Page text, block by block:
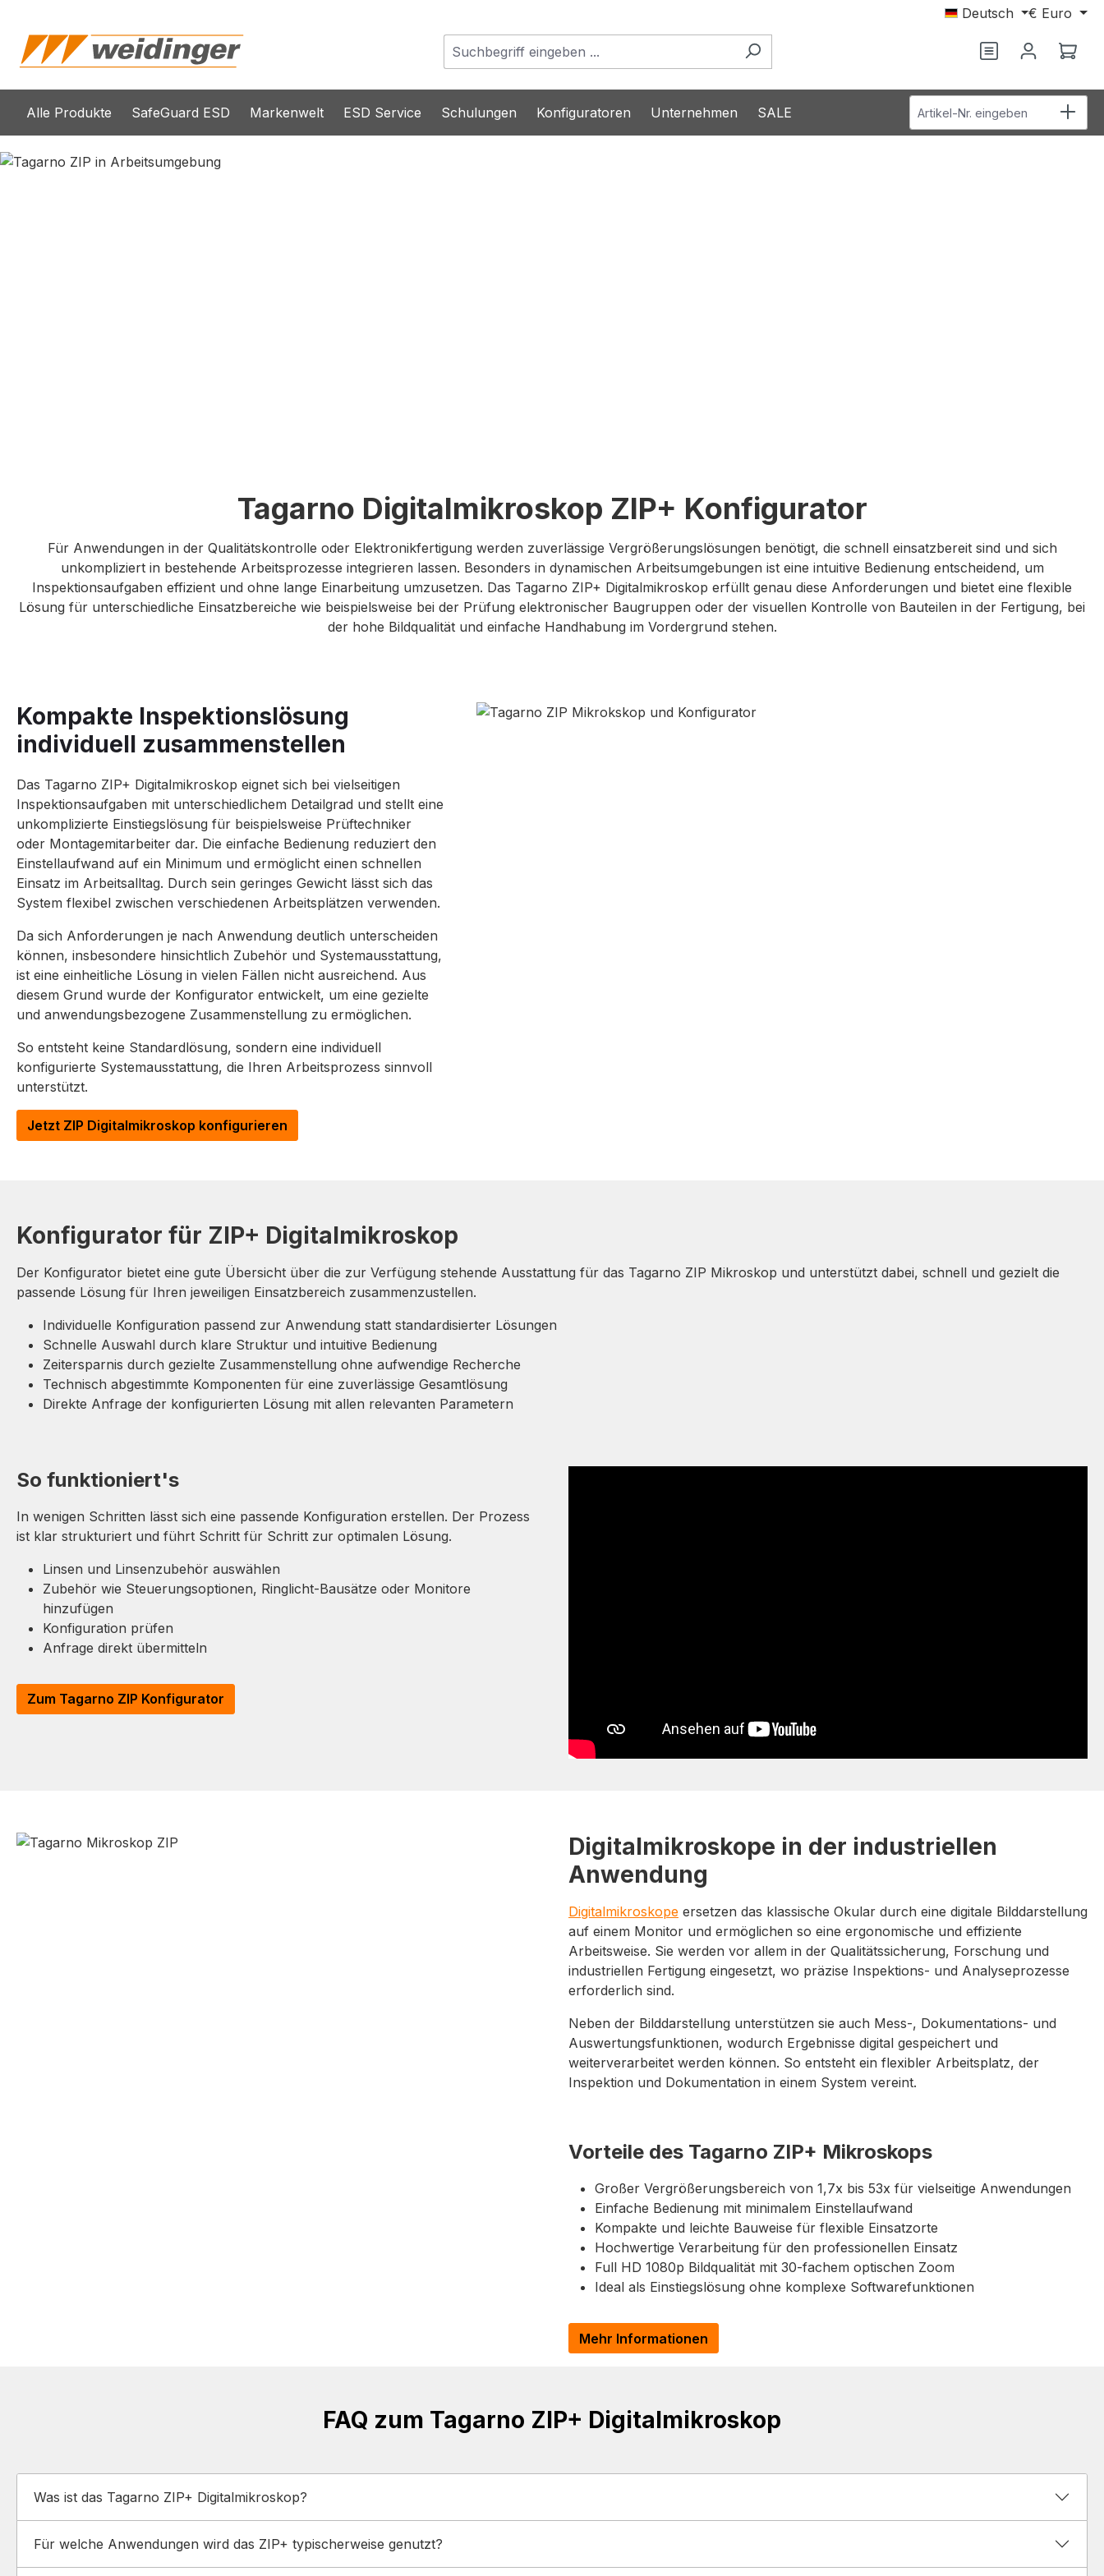
Deutsch € Euro
Alle Produkte SafeGuard ESD Markenwelt ESD Service Schulungen Konfiguratoren Unternehmen SALE Artikel-Nr. eingeben
Tagarno Digitalmikroskop ZIP+ Konfigurator
Für Anwendungen in der Qualitätskontrolle oder Elektronikfertigung werden zuverlässige Vergrößerungslösungen benötigt, die schnell einsatzbereit sind und sich
unkompliziert in bestehende Arbeitsprozesse integrieren lassen. Besonders in dynamischen Arbeitsumgebungen ist eine intuitive Bedienung entscheidend, um
Inspektionsaufgaben effizient und ohne lange Einarbeitung umzusetzen. Das Tagarno ZIP+ Digitalmikroskop erfüllt genau diese Anforderungen und bietet eine flexible
Lösung für unterschiedliche Einsatzbereiche wie beispielsweise bei der Prüfung elektronischer Baugruppen oder der visuellen Kontrolle von Bauteilen in der Fertigung, bei
der hohe Bildqualität und einfache Handhabung im Vordergrund stehen.
Kompakte Inspektionslösung
individuell zusammenstellen
Das Tagarno ZIP+ Digitalmikroskop eignet sich bei vielseitigen
Inspektionsaufgaben mit unterschiedlichem Detailgrad und stellt eine
unkomplizierte Einstiegslösung für beispielsweise Prüftechniker
oder Montagemitarbeiter dar. Die einfache Bedienung reduziert den
Einstellaufwand auf ein Minimum und ermöglicht einen schnellen
Einsatz im Arbeitsalltag. Durch sein geringes Gewicht lässt sich das
System flexibel zwischen verschiedenen Arbeitsplätzen verwenden.
Da sich Anforderungen je nach Anwendung deutlich unterscheiden
können, insbesondere hinsichtlich Zubehör und Systemausstattung,
ist eine einheitliche Lösung in vielen Fällen nicht ausreichend. Aus
diesem Grund wurde der Konfigurator entwickelt, um eine gezielte
und anwendungsbezogene Zusammenstellung zu ermöglichen.
So entsteht keine Standardlösung, sondern eine individuell
konfigurierte Systemausstattung, die Ihren Arbeitsprozess sinnvoll
unterstützt.
Jetzt ZIP Digitalmikroskop konfigurieren
Konfigurator für ZIP+ Digitalmikroskop
Der Konfigurator bietet eine gute Übersicht über die zur Verfügung stehende Ausstattung für das Tagarno ZIP Mikroskop und unterstützt dabei, schnell und gezielt die
passende Lösung für Ihren jeweiligen Einsatzbereich zusammenzustellen.
Individuelle Konfiguration passend zur Anwendung statt standardisierter Lösungen
Schnelle Auswahl durch klare Struktur und intuitive Bedienung
Zeitersparnis durch gezielte Zusammenstellung ohne aufwendige Recherche
Technisch abgestimmte Komponenten für eine zuverlässige Gesamtlösung
Direkte Anfrage der konfigurierten Lösung mit allen relevanten Parametern
So funktioniert's
In wenigen Schritten lässt sich eine passende Konfiguration erstellen. Der Prozess
ist klar strukturiert und führt Schritt für Schritt zur optimalen Lösung.
Linsen und Linsenzubehör auswählen
Zubehör wie Steuerungsoptionen, Ringlicht-Bausätze oder Monitore
hinzufügen
Konfiguration prüfen
Anfrage direkt übermitteln
Zum Tagarno ZIP Konfigurator
Digitalmikroskope in der industriellen
Anwendung
Digitalmikroskope ersetzen das klassische Okular durch eine digitale Bilddarstellung
auf einem Monitor und ermöglichen so eine ergonomische und effiziente
Arbeitsweise. Sie werden vor allem in der Qualitätssicherung, Forschung und
industriellen Fertigung eingesetzt, wo präzise Inspektions- und Analyseprozesse
erforderlich sind.
Neben der Bilddarstellung unterstützen sie auch Mess-, Dokumentations- und
Auswertungsfunktionen, wodurch Ergebnisse digital gespeichert und
weiterverarbeitet werden können. So entsteht ein flexibler Arbeitsplatz, der
Inspektion und Dokumentation in einem System vereint.
Vorteile des Tagarno ZIP+ Mikroskops
Großer Vergrößerungsbereich von 1,7x bis 53x für vielseitige Anwendungen
Einfache Bedienung mit minimalem Einstellaufwand
Kompakte und leichte Bauweise für flexible Einsatzorte
Hochwertige Verarbeitung für den professionellen Einsatz
Full HD 1080p Bildqualität mit 30-fachem optischen Zoom
Ideal als Einstiegslösung ohne komplexe Softwarefunktionen
Mehr Informationen
FAQ zum Tagarno ZIP+ Digitalmikroskop
Was ist das Tagarno ZIP+ Digitalmikroskop?
Für welche Anwendungen wird das ZIP+ typischerweise genutzt?